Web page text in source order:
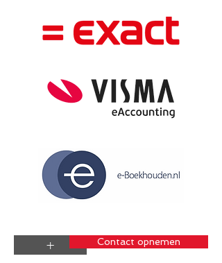
+ Contact opnemen